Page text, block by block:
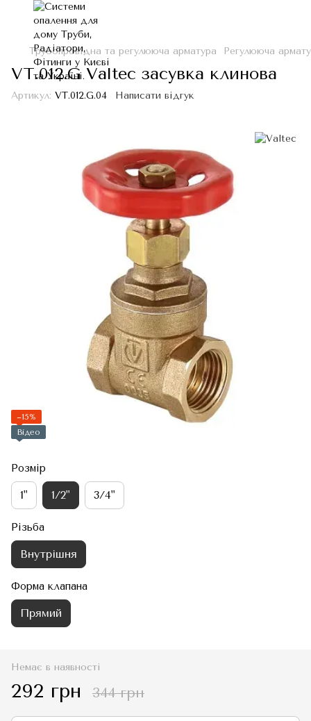
Трубопровідна та регулююча арматура Регулююча
VT.012.G Valtec засувка клинова
Артикул: VT.012.G.04 Написати відгук
−15%
Відео
Розмір
1" 1/2" 3/4"
Різьба
Внутрішня
Форма клапана
Прямий
Немає в наявності
292 грн 344 грн